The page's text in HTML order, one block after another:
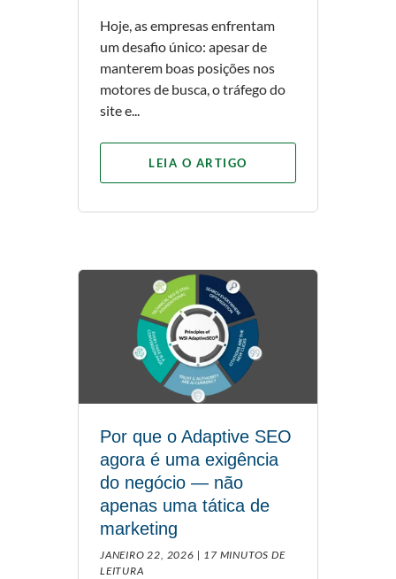
Hoje, as empresas enfrentam
um desafio único: apesar de
manterem boas posições nos
motores de busca, o tráfego do
site e...
LEIA O ARTIGO
Por que o Adaptive SEO
agora é uma exigência
do negócio — não
apenas uma tática de
marketing
JANEIRO 22, 2026 | 17 MINUTOS DE
LEITURA